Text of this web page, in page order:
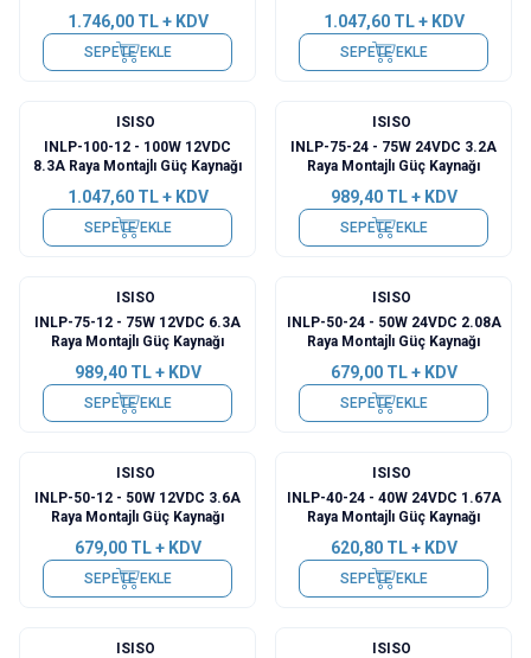
1.746,00TL + KDV
SEPETE EKLE
1.047,60TL + KDV
SEPETE EKLE
ISISO
INLP-100-12 - 100W 12VDC
8.3A Raya Montajlı Güç Kaynağı
1.047,60TL + KDV
SEPETE EKLE
ISISO
INLP-75-24 - 75W 24VDC 3.2A
Raya Montajlı Güç Kaynağı
989,40TL + KDV
SEPETE EKLE
ISISO
INLP-75-12 - 75W 12VDC 6.3A
Raya Montajlı Güç Kaynağı
989,40TL + KDV
SEPETE EKLE
ISISO
INLP-50-24 - 50W 24VDC 2.08A
Raya Montajlı Güç Kaynağı
679,00TL + KDV
SEPETE EKLE
ISISO
INLP-50-12 - 50W 12VDC 3.6A
Raya Montajlı Güç Kaynağı
679,00TL + KDV
SEPETE EKLE
ISISO
INLP-40-24 - 40W 24VDC 1.67A
Raya Montajlı Güç Kaynağı
620,80TL + KDV
SEPETE EKLE
ISISO
ISISO